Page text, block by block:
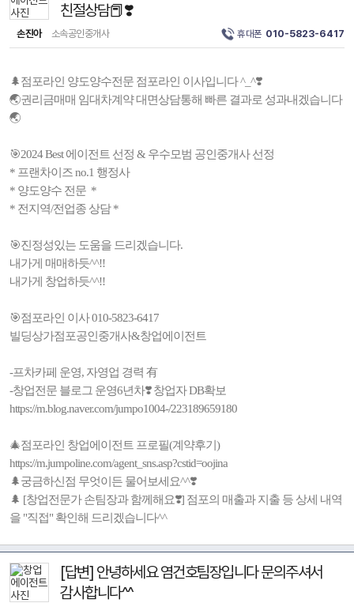
친절상담📕❣️
손진아 소속공인중개사 휴대폰 010-5823-6417
🌲점포라인 양도양수전문 점포라인 이사입니다 ^_^❣️
🌏권리금매매 임대차계약 대면상담통해 빠른 결과로 성과내겠습니다
🌏
🎯2024 Best 에이전트 선정 & 우수모범 공인중개사 선정
* 프랜차이즈 no.1 행정사
* 양도양수 전문 *
* 전지역/전업종 상담 *
🎯진정성있는 도움을 드리겠습니다.
내가게 매매하듯^^!!
내가게 창업하듯^^!!
🎯점포라인 이사 010-5823-6417
빌딩상가점포공인중개사&창업에이전트
-프차카페 운영, 자영업 경력 有
-창업전문 블로그 운영6년차❣️ 창업자 DB확보
https://m.blog.naver.com/jumpo1004-/223189659180
🎄점포라인 창업에이전트 프로필(계약후기)
https://m.jumpoline.com/agent_sns.asp?cstid=oojina
🌲궁금하신점 무엇이든 물어보세요^^❣️
🌲 [창업전문가 손팀장과 함께해요❣️] 점포의 매출과 지출 등 상세 내역
을 "직접" 확인해 드리겠습니다^^
[답변] 안녕하세요 염건호팀장입니다 문의주셔서
감사합니다^^